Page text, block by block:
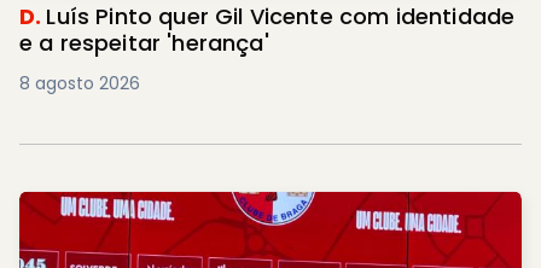
D. Luís Pinto quer Gil Vicente com identidade
e a respeitar 'herança'
8 agosto 2026